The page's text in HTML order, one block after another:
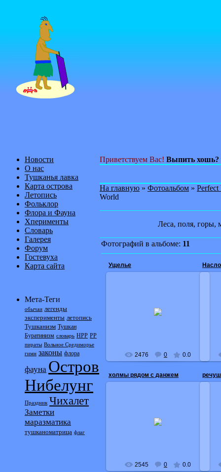
Новости
О нас
Тушканья лавка
Карта острова
Летопись
Фольклор
Флора и Фауна
Хперименты
Словарь
Галерея
Форум
Гостевуха
Карта сайта
Мета-Теги
обычаи легенды
эксперименты летопись
Тушканизм Тушкан
Буратинизм словарь НРР РР
пираты Вольное Средиморье
гимн законы флора
фауна Остров
Нибелунг
Праздник Чихалет
Заметки
маразматика
тушканоматрица флаг
Приветствуем Вас! Выпить хошь?
На главную » Фотоальбом »
World
Леса, поля, горы,
Фотографий в альбоме: 11
Ущелье
В ущелье за данжем гп
2476 0 0.0
холмы рядом с данжем
Спиной к пристани гп
2545 0 0.0